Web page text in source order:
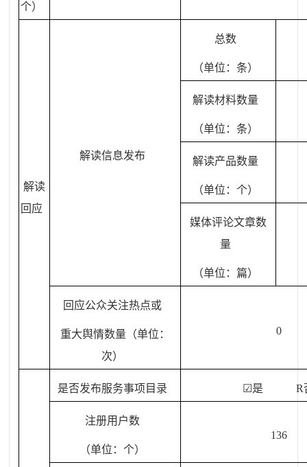
个）
解读
回应
解读信息发布
总数
（单位：条）
解读材料数量
（单位：条）
解读产品数量
（单位：个）
媒体评论文章数
量
（单位：篇）
回应公众关注热点或
重大舆情数量（单位：
次）
0
是否发布服务事项目录 ☑是R
注册用户数
（单位：个）
136